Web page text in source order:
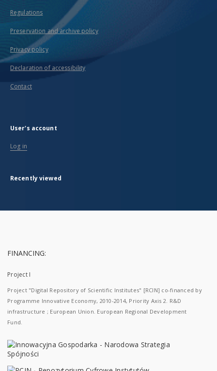
Regulations
Preservation and archive policy
Privacy policy
Declaration of accessibility
Contact
User's account
Log in
Recently viewed
FINANCING:
Project I
Project "Digital Repository of Scientific Institutes" [RCIN] co-financed by
Programme Innovative Economy, 2010-2014, Priority Axis 2. R&D
infrastructure ; European Union. European Regional Development
Fund.